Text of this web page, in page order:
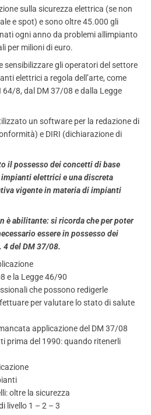
sulla sicurezza elettrica (se non
e spot) e sono oltre 45.000 gli
ogni anno da problemi allimpianto
per milioni di euro.
sensibilizzare gli operatori del settore
elettrici a regola dell’arte, come
64/8, dal DM 37/08 e dalla Legge
un software per la redazione di
e DIRI (dichiarazione di
il possesso dei concetti di base
elettrici e una discreta
vigente in materia di impianti
è abilitante: si ricorda che per poter
essere in possesso dei
del DM 37/08.
e la Legge 46/90
che possono redigerle
per valutare lo stato di salute
applicazione del DM 37/08
prima del 1990: quando ritenerli
oltre la sicurezza
livello 1 – 2 – 3